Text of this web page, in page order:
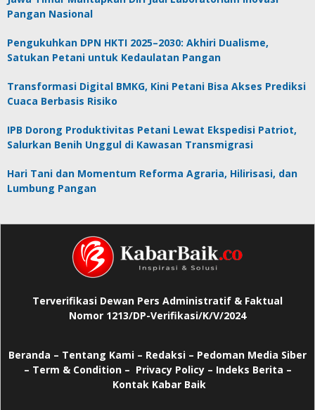
Pangan Nasional
Pengukuhkan DPN HKTI 2025–2030: Akhiri Dualisme,
Satukan Petani untuk Kedaulatan Pangan
Transformasi Digital BMKG, Kini Petani Bisa Akses Prediksi
Cuaca Berbasis Risiko
IPB Dorong Produktivitas Petani Lewat Ekspedisi Patriot,
Salurkan Benih Unggul di Kawasan Transmigrasi
Hari Tani dan Momentum Reforma Agraria, Hilirisasi, dan
Lumbung Pangan
Terverifikasi Dewan Pers Administratif & Faktual
Nomor 1213/DP-Verifikasi/K/V/2024
Beranda – Tentang Kami – Redaksi – Pedoman Media Siber
– Term & Condition – Privacy Policy– Indeks Berita –
Kontak Kabar Baik